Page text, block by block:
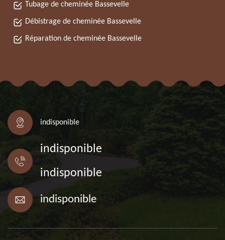
Tubage de cheminée Bassevelle
Débistrage de cheminée Bassevelle
Réparation de cheminée Bassevelle
indisponible
indisponible
indisponible
indisponible